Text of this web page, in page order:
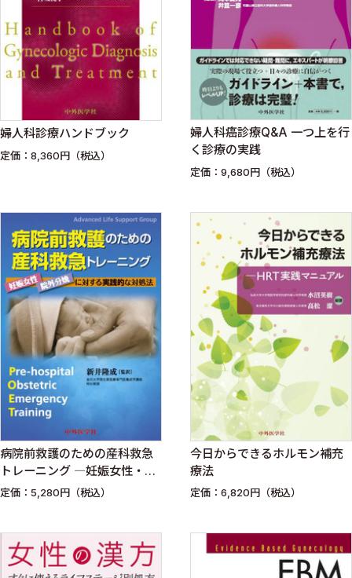
婦人科診療ハンドブック
定価：8,360円（税込）
婦人科癌診療Q&A 一つ上を行
く診療の実践
定価：9,680円（税込）
病院前救護のための産科救急
トレーニング ―妊娠女性・院
外分娩に対する実践的な対処
定価：5,280円（税込）
今日からできるホルモン補充
療法
定価：6,820円（税込）